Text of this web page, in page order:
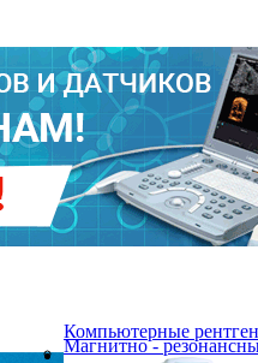
Магнитно -
Компьютерные